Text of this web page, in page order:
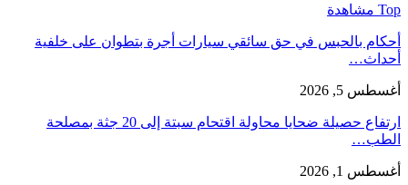
Top مشاهدة
أحكام بالحبس في حق سائقي سيارات أجرة بتطوان على خلفية
أحداث…
أغسطس 5, 2026
ارتفاع حصيلة ضحايا محاولة اقتحام سبتة إلى 20 جثة بمصلحة
الطب…
أغسطس 1, 2026